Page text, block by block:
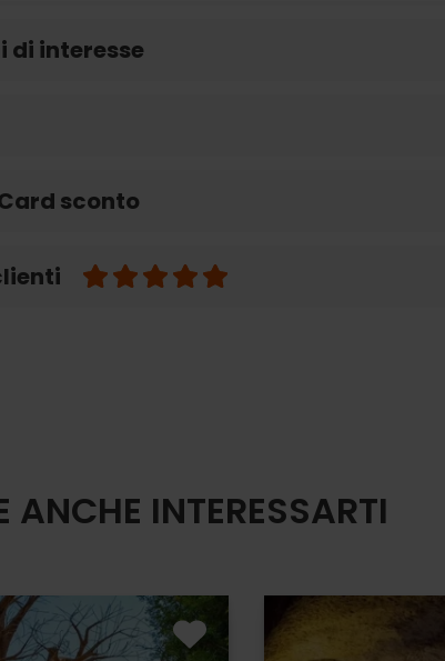
di interesse
sconto
ANCHE INTERESSARTI